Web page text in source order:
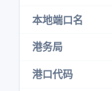
本地端口名
港务局
港口代码